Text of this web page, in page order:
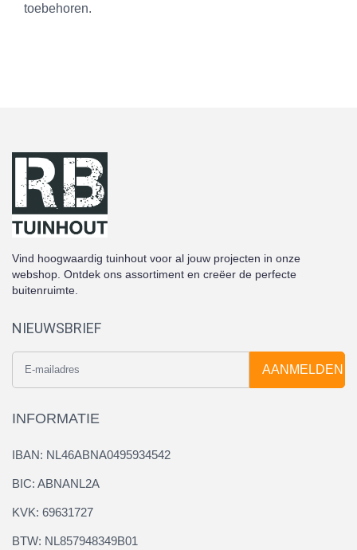
toebehoren.
Vind hoogwaardig tuinhout voor al jouw projecten in onze
webshop. Ontdek ons assortiment en creëer de perfecte
buitenruimte.
NIEUWSBRIEF
AANMELDEN
INFORMATIE
IBAN: NL46ABNA0495934542
BIC: ABNANL2A
KVK: 69631727
BTW: NL857948349B01